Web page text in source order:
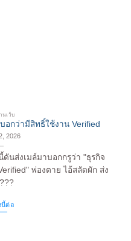
นเว็บ
อกว่ามีสิทธิ์ใช้งาน Verified
2026
นส่งเมล์มาบอกกรูว่า "ธุรกิจ
พ่องตาย ไอ้สลัดผัก ส่ง
นี้ต่อ